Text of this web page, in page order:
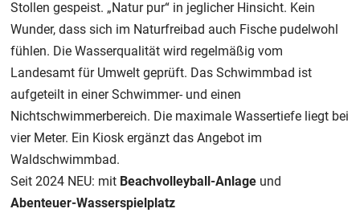
Stollen gespeist. „Natur pur“ in jeglicher Hinsicht. Kein
Wunder, dass sich im Naturfreibad auch Fische pudelwohl
fühlen. Die Wasserqualität wird regelmäßig vom
Landesamt für Umwelt geprüft. Das Schwimmbad ist
aufgeteilt in einer Schwimmer- und einen
Nichtschwimmerbereich. Die maximale Wassertiefe liegt bei
vier Meter. Ein Kiosk ergänzt das Angebot im
Waldschwimmbad.
Seit 2024 NEU: mit Beachvolleyball-Anlage und
Abenteuer-Wasserspielplatz